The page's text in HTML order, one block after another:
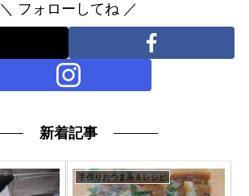
＼ フォローしてね ／
新着記事
手作りおつまみ＆レシピ